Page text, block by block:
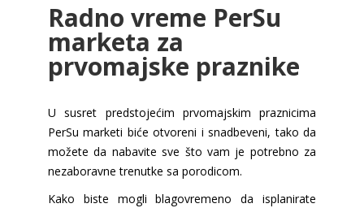
Radno vreme PerSu
marketa za
prvomajske praznike
U susret predstojećim prvomajskim praznicima
PerSu marketi biće otvoreni i snadbeveni, tako da
možete da nabavite sve što vam je potrebno za
nezaboravne trenutke sa porodicom.
Kako biste mogli blagovremeno da isplanirate